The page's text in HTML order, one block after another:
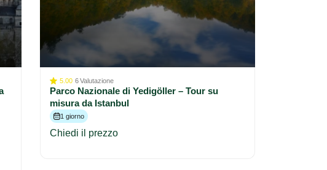
5.00 6Valutazione
Parco Nazionale di Yedigöller – Tour su
misura da Istanbul
1 giorno
Chiedi il prezzo